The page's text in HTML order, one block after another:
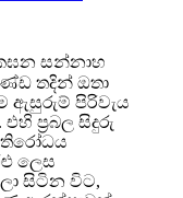
ඝන සන්නාහ
තදින් ඔතා
ඇසුරුම් පිරිවැය
ප්‍රබල සිදුරු
ලෙස
සිටින විට,